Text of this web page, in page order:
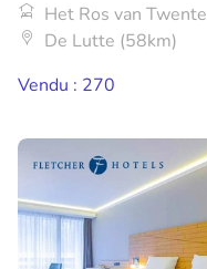
Het Ros van Twente
De Lutte (58km)
Vendu : 270